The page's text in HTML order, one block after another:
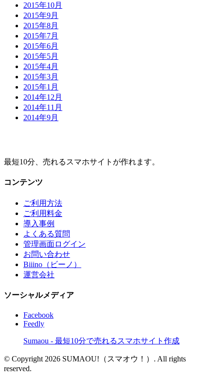
2015年10月
2015年9月
2015年8月
2015年7月
2015年6月
2015年5月
2015年4月
2015年3月
2015年1月
2014年12月
2014年11月
2014年9月
最短10分、売れるスマホサイトが作れます。
コンテンツ
ご利用方法
ご利用料金
導入事例
よくある質問
管理画面ログイン
お問い合わせ
Biiino（ビーノ）
運営会社
ソーシャルメディア
Facebook
Feedly
Sumaou - 最短10分で売れるスマホサイト作成
© Copyright 2026 SUMAOU!（スマオウ！）. All rights
reserved.